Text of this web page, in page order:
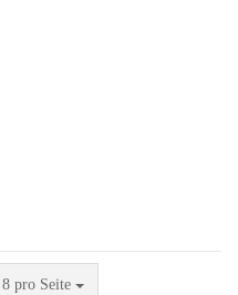
8 pro Seite
pro Seite